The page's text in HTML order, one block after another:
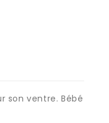
son ventre. Bébé